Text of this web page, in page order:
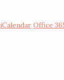
iCalendar Office